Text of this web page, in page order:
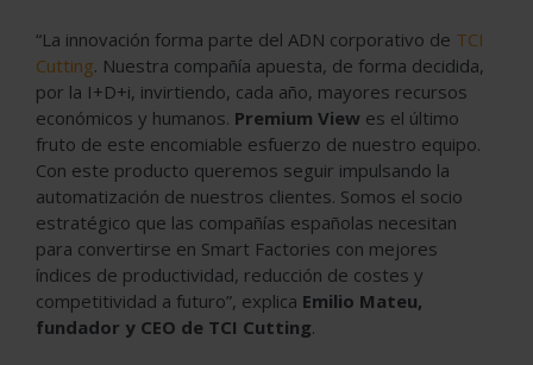
“La innovación forma parte del ADN corporativo de TCI
Cutting. Nuestra compañía apuesta, de forma decidida,
por la I+D+i, invirtiendo, cada año, mayores recursos
económicos y humanos. Premium View es el último
fruto de este encomiable esfuerzo de nuestro equipo.
Con este producto queremos seguir impulsando la
automatización de nuestros clientes. Somos el socio
estratégico que las compañías españolas necesitan
para convertirse en Smart Factories con mejores
índices de productividad, reducción de costes y
competitividad a futuro”, explica Emilio Mateu,
fundador y CEO de TCI Cutting.